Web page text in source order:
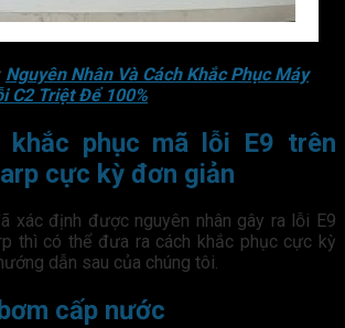
Nguyên Nhân Và Cách Khắc Phục Máy
C2 Triệt Để 100%
khắc phục mã lỗi E9 trên
cực kỳ đơn giản
xác định được nguyên nhân gây ra lỗi E9
thì có thể đưa ra cách khắc phục cực kỳ
dẫn sau của chúng tôi.
cấp nước